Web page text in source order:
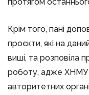
Крім того, пані
проєкти, які на
виші, та розповіла
роботу, адже ХНМУ
авторитетних